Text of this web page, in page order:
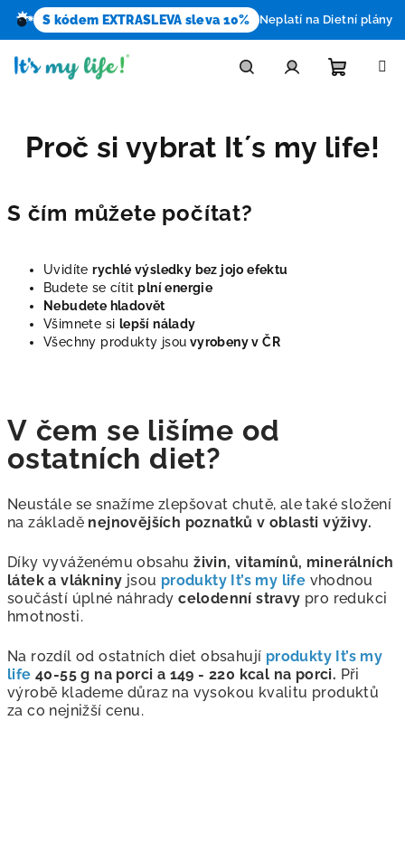
S kódem EXTRASLEVA sleva 10% Neplatí na Dietní plány
košík
Proč si vybrat It´s my life!
S čím můžete počítat?
Uvidíte rychlé výsledky bez jojo efektu
Budete se cítit plní energie
Nebudete hladovět
Všimnete si lepší nálady
Všechny produkty jsou vyrobeny v ČR
V čem se lišíme od
ostatních diet?
Neustále se snažíme zlepšovat chutě, ale také složení
na základě nejnovějších poznatků v oblasti výživy.
Díky vyváženému obsahuživin, vitamínů, minerálních
látek a vlákniny jsou produkty It’s my life vhodnou
součástí úplné náhrady celodenní stravy pro redukci
hmotnosti.
Na rozdíl od ostatních diet obsahují produkty It’s my
life 40-55 g na porci a 149 - 220 kcal na porci. Při
výrobě klademe důraz na vysokou kvalitu produktů
za co nejnižší cenu.